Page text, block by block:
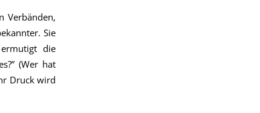
Verbänden,
Sie
die
(Wer hat
Druck wird